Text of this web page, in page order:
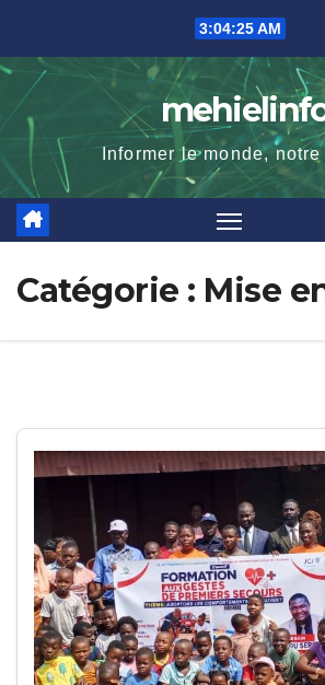
content
3:04:26 AM
Informer le monde,
Catégorie : Mise